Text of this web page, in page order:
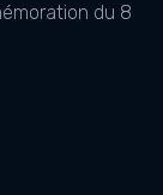
du 8